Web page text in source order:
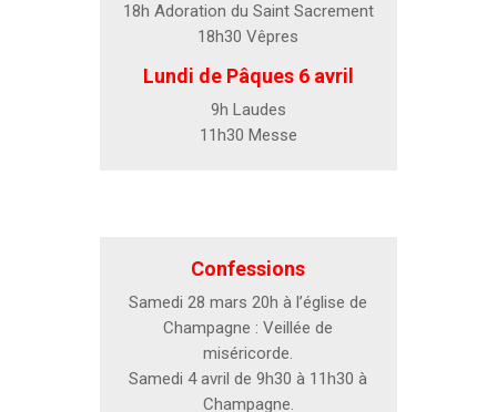
18h Adoration du Saint Sacrement
18h30 Vêpres
Lundi de Pâques 6 avril
9h Laudes
11h30 Messe
Confessions
Samedi 28 mars 20h à l’église de
Champagne : Veillée de
miséricorde.
Samedi 4 avril de 9h30 à 11h30 à
Champagne.